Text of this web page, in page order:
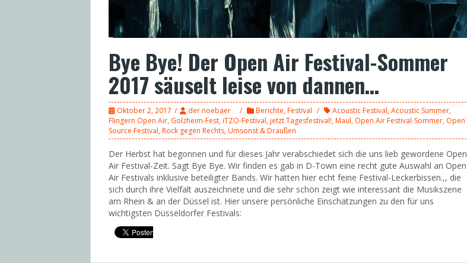
Bye Bye! Der Open Air Festival-Sommer
2017 säuselt leise von dannen…
Oktober 2, 2017 der noebaer Berichte,Festival Acoustic Festival,Acoustic Summer,
Flingern Open Air, Golzheim-Fest,iTZO-Festival,jetzt Tagesfestival!,Maul, Open Air Festival-Sommer, Open
Source Festival,Rock gegen Rechts,Umsonst & Draußen
Der Herbst hat begonnen und für dieses Jahr verabschiedet sich die uns lieb gewordene Open
Air Festival-Zeit. Sagt Bye Bye. Wir finden es gab in D-Town eine recht gute Auswahl an Open
Air Festivals inklusive beteiligter Bands. Wir hatten hier echt feine Festival-Leckerbissen.,, die
sich durch ihre Vielfalt auszeichnete und die sehr schön zeigt wie interessant die Musikszene
am Rhein & an der Düssel ist. Hier unsere persönliche Einschätzungen zu den für uns
wichtigsten Düsseldorfer Festivals: